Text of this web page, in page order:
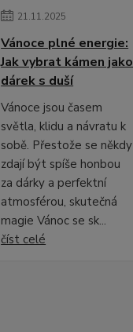
21.11.2025
Vánoce plné energie:
Jak vybrat kámen jako
dárek s duší
Vánoce jsou časem
světla, klidu a návratu k
sobě. Přestože se někdy
zdají být spíše honbou
za dárky a perfektní
atmosférou, skutečná
magie Vánoc se sk...
číst celé